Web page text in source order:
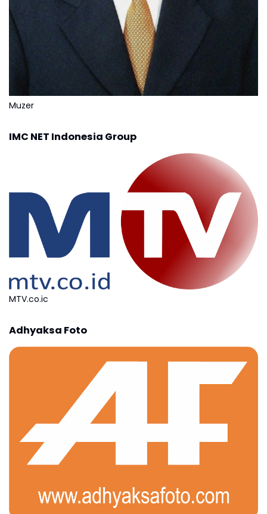
Muzer
IMC NET Indonesia Group
MTV.co.ic
Adhyaksa Foto